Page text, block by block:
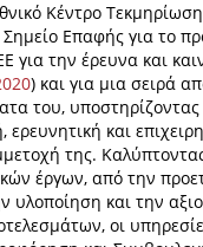
Κέντρο
Σημείο Επαφής για το
για την έρευνα και
) και για μια σειρά
του, υποστηρίζοντας
και
της.
έργων, από την
υλοποίηση και την
οι